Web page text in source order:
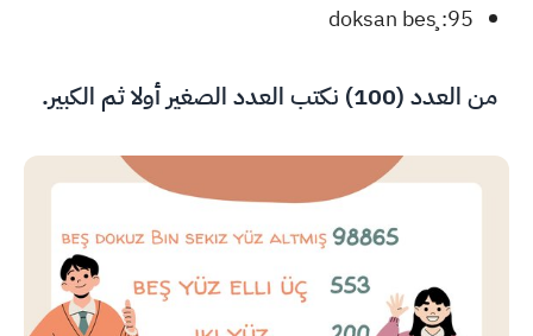
95: doksan beş
من العدد (100) نكتب العدد الصغير أولا ثم الكبير.